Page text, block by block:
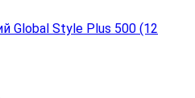
Global Style Plus 500 (12